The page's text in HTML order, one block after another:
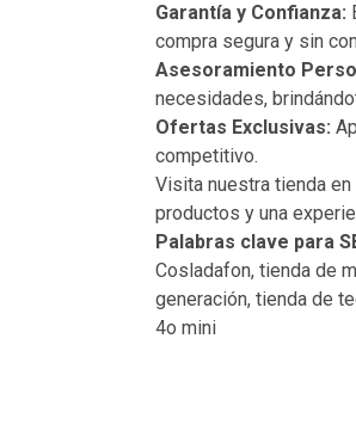
Garantía y Confianza:
compra segura y sin
Asesoramiento
necesidades,
Ofertas Exclusivas:
competitivo.
Visita nuestra tienda
productos y una
Palabras clave para
Cosladafon, tienda de
generación, tienda de
4o mini